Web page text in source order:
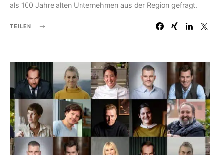
als 100 Jahre alten Unternehmen aus der Region gefragt.
TEILEN